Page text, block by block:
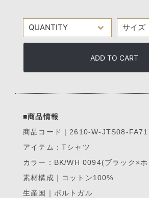
ADD TO CART
■商品情報
商品コード｜2610-W-JTS08-
アイテム：Tシャツ
カラー：BK/WH 0094(ブラック×ホ
素材構成｜コットン100%
生産国｜ポルトガル